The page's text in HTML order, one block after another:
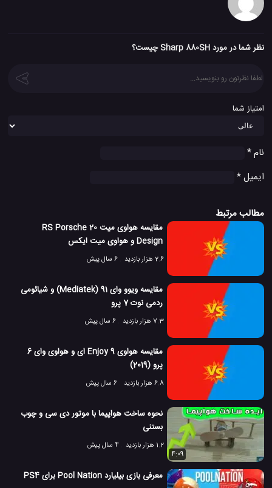
نظر شما در مورد Sharp 880SH چیست؟
امتیاز شما
نام*
ایمیل*
مطالب مرتبط
مقایسه هواوی میت 20 RS Porsche
Design و هواوی میت ایکس
2.6 هزار بازدید 6 سال پیش
مقایسه ویوو وای 91 (Mediatek) و شیائومی
ردمی نوت 7 پرو
7.3 هزار بازدید 6 سال پیش
مقایسه هواوی Enjoy 9 ای و هواوی وای 6
پرو (2019)
6.8 هزار بازدید 6 سال پیش
نحوه ساخت هواپیما با موتور دی سی و چوب
بستنی
1.2 هزار بازدید
4 سال پیش
4:09
معرفی بازی بیلیارد Pool Nation برای PS4